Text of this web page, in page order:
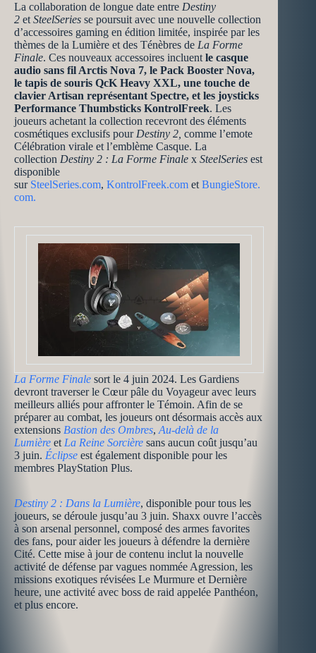
La collaboration de longue date entre Destiny
2 et SteelSeries se poursuit avec une nouvelle collection
d’accessoires gaming en édition limitée, inspirée par les
thèmes de la Lumière et des Ténèbres de La Forme
Finale. Ces nouveaux accessoires incluent le casque
audio sans fil Arctis Nova 7, le Pack Booster Nova,
le tapis de souris QcK Heavy XXL, une touche de
clavier Artisan représentant Spectre, et les joysticks
Performance Thumbsticks KontrolFreek. Les
joueurs achetant la collection recevront des éléments
cosmétiques exclusifs pour Destiny 2, comme l’emote
Célébration virale et l’emblème Casque. La
collection Destiny 2 : La Forme Finale x SteelSeries est
disponible
sur SteelSeries.com, KontrolFreek.com et BungieStore.
com.
La Forme Finale sort le 4 juin 2024. Les Gardiens
devront traverser le Cœur pâle du Voyageur avec leurs
meilleurs alliés pour affronter le Témoin. Afin de se
préparer au combat, les joueurs ont désormais accès aux
extensions Bastion des Ombres, Au-delà de la
Lumière et La Reine Sorcière sans aucun coût jusqu’au
3 juin. Éclipse est également disponible pour les
membres PlayStation Plus.
Destiny 2 : Dans la Lumière, disponible pour tous les
joueurs, se déroule jusqu’au 3 juin. Shaxx ouvre l’accès
à son arsenal personnel, composé des armes favorites
des fans, pour aider les joueurs à défendre la dernière
Cité. Cette mise à jour de contenu inclut la nouvelle
activité de défense par vagues nommée Agression, les
missions exotiques révisées Le Murmure et Dernière
heure, une activité avec boss de raid appelée Panthéon,
et plus encore.